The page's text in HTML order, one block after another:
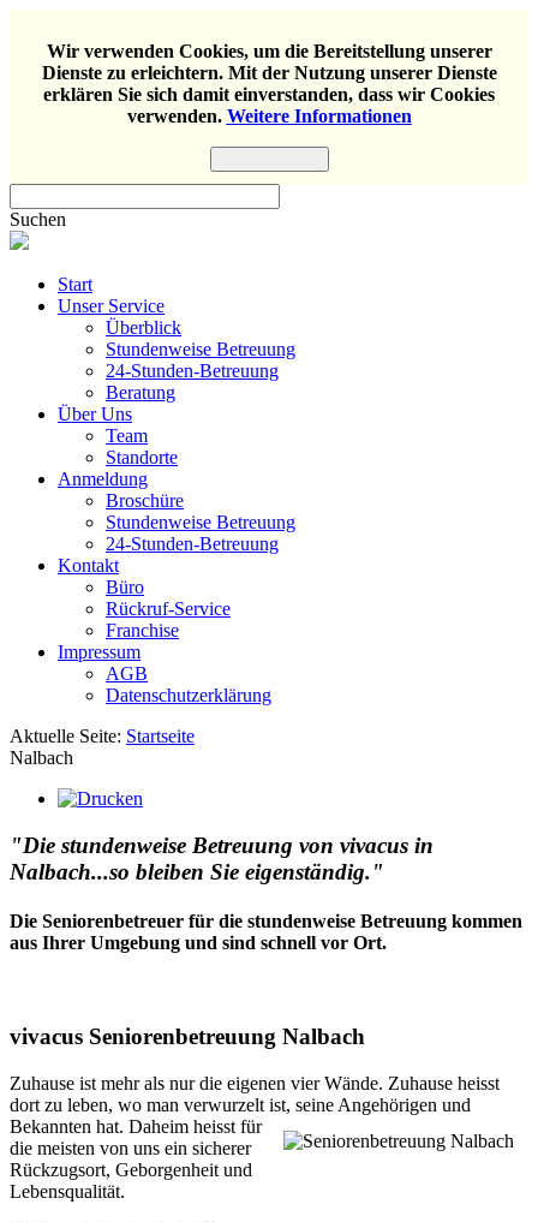
Wir verwenden Cookies, um die Bereitstellung unserer
Dienste zu erleichtern. Mit der Nutzung unserer Dienste
erklären Sie sich damit einverstanden, dass wir Cookies
verwenden. Weitere Informationen
Suchen
Start
Unser Service
Überblick
Stundenweise Betreuung
24-Stunden-Betreuung
Beratung
Über Uns
Team
Standorte
Anmeldung
Broschüre
Stundenweise Betreuung
24-Stunden-Betreuung
Kontakt
Büro
Rückruf-Service
Franchise
Impressum
AGB
Datenschutzerklärung
Aktuelle Seite: Startseite
Nalbach
"Die stundenweise Betreuung von vivacus in
Nalbach...so bleiben Sie eigenständig."
Die Seniorenbetreuer für die stundenweise Betreuung kommen
aus Ihrer Umgebung und sind schnell vor Ort.
vivacus Seniorenbetreuung Nalbach
Zuhause ist mehr als nur die eigenen vier Wände. Zuhause heisst
dort zu leben, wo man verwurzelt ist, seine Angehörigen und
Bekannten hat. Daheim heisst für
die meisten von uns ein sicherer
Rückzugsort, Geborgenheit und
Lebensqualität.